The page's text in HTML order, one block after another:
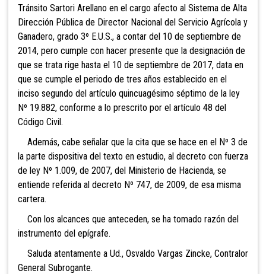
Tránsito Sartori Arellano en el cargo afecto al Sistema de Alta
Dirección Pública de Director Nacional del Servicio Agrícola y
Ganadero, grado 3º E.U.S., a contar del 10 de septiembre de
2014, pero cumple con hacer presente que la designación de
que se trata rige hasta el 10 de septiembre de 2017, data en
que se cumple el periodo de tres años establecido en el
inciso segundo del artículo quincuagésimo séptimo de la ley
Nº 19.882, conforme a lo prescrito por el artículo 48 del
Código Civil.
Además, cabe señalar que la cita que se hace en el Nº 3 de
la parte dispositiva del texto en estudio, al decreto con fuerza
de ley Nº 1.009, de 2007, del Ministerio de Hacienda, se
entiende referida al decreto Nº 747, de 2009, de esa misma
cartera.
Con los alcances que anteceden, se ha tomado razón del
instrumento del epígrafe.
Saluda atentamente a Ud., Osvaldo Vargas Zincke, Contralor
General Subrogante.